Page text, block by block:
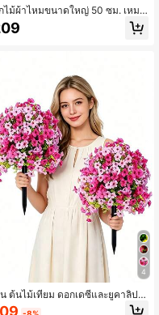
ไม้ผ้าไหมขนาดใหญ่ 50 ซม. เหมา
ำหรับงานแต่งงาน, ตกแต่งเทศกาลก
แจ้ง, สวน, งานแต่งงานเจ้าสาว, ปา
4
ต้นไม้เทียม ดอกเดซี่และยูคาลิปตั
าไหมสมจริง เหมาะสำหรับการตกแต่